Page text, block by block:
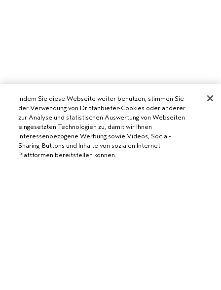
AVEDA SALON WERDEN
WERDE EIN AVEDA-SALON
BENÖTIGST DU HILFE?
RUFE UNS AN +41315280239
Indem Sie diese Webseite weiter benutzen, stimmen Sie
der Verwendung von Drittanbieter-Cookies oder anderer
zur Analyse und statistischen Auswertung von Webseiten
eingesetzten Technologien zu, damit wir Ihnen
interessenbezogene Werbung sowie Videos, Social-
Sharing-Buttons und Inhalte von sozialen Internet-
Plattformen bereitstellen können.